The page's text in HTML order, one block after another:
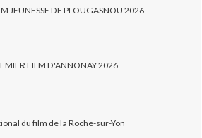
JEUNESSE DE PLOUGASNOU 2026
FILM D'ANNONAY 2026
du film de la Roche-sur-Yon